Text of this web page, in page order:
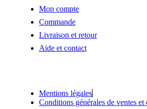
Mon compte
Commande
Livraison et retour
Aide et contact
Mentions légales
Conditions générales de ventes